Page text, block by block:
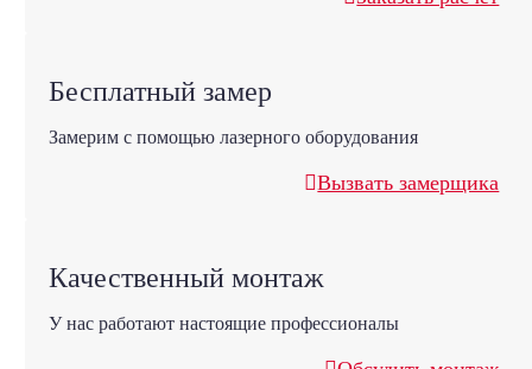
Бесплатный замер
Замерим с помощью лазерного оборудования
Вызвать замерщика
Качественный монтаж
У нас работают настоящие профессионалы